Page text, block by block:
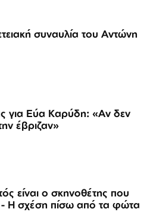
συναυλία του Αντώνη
για Εύα Καρύδη: «Αν δεν
έβριζαν»
είναι ο σκηνοθέτης που
- Η σχέση πίσω από τα φώτα